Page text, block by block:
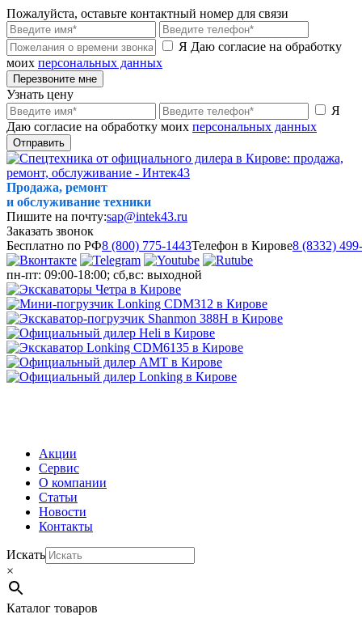
Пожалуйста, оставьте контактный номер для связи
Я Даю согласие на обработку
моих персональных данных
Перезвоните мне
Узнать цену
Я
Даю согласие на обработку моих персональных данных
Отправить
Продажа, ремонт
и обслуживание техники
Пишите на почту:sap@intek43.ru
Заказать звонок
Бесплатно по РФ8 (800) 775-1443Телефон в Кирове8 (8332)
пн-пт: 09:00-18:00; сб,вс: выходной
Акции
Сервис
О компании
Статьи
Новости
Контакты
Искать
×
Каталог товаров